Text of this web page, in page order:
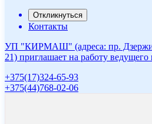
Откликнуться
Контакты
УП "КИРМАШ" (адреса: пр.
21) приглашает на работу
+375(17)324-65-93
+375(44)768-02-06